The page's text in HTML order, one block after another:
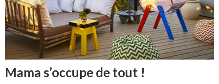
Mama s’occupe de tout !